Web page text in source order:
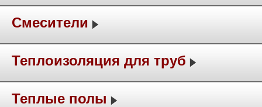
Смесители
Теплоизоляция для труб
Теплые полы